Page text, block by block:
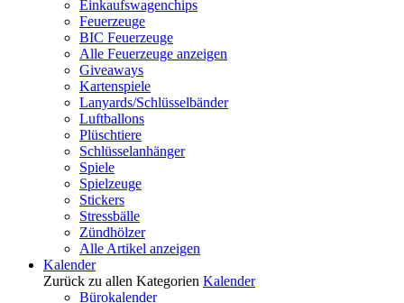
Einkaufswagenchips
Feuerzeuge
BIC Feuerzeuge
Alle Feuerzeuge anzeigen
Giveaways
Kartenspiele
Lanyards/Schlüsselbänder
Luftballons
Plüschtiere
Schlüsselanhänger
Spiele
Spielzeuge
Stickers
Stressbälle
Zündhölzer
Alle Artikel anzeigen
Kalender
Zurück zu allen Kategorien Kalender
Bürokalender